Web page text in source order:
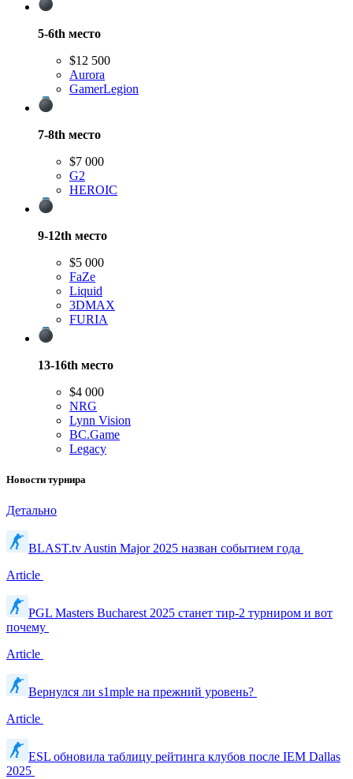
5-6th место
$12 500
Aurora
GamerLegion
7-8th место
$7 000
G2
HEROIC
9-12th место
$5 000
FaZe
Liquid
3DMAX
FURIA
13-16th место
$4 000
NRG
Lynn Vision
BC.Game
Legacy
Новости турнира
Детально
BLAST.tv Austin Major 2025 назван событием года
Article
PGL Masters Bucharest 2025 станет тир-2 турниром и вот
почему
Article
Вернулся ли s1mple на прежний уровень?
Article
ESL обновила таблицу рейтинга клубов после IEM Dallas
2025